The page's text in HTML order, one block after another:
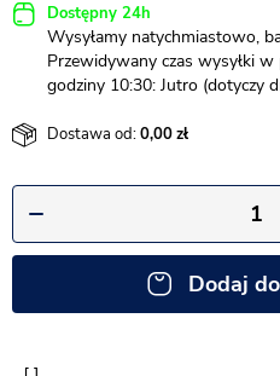
Dostępny 24h
Wysyłamy natychmiastowo,
Przewidywany czas wysyłki
godziny 10:30: Jutro (dotyczy
Dostawa od:0,00
Dodaj